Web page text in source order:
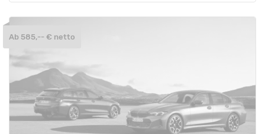
Ab 585,-- € netto